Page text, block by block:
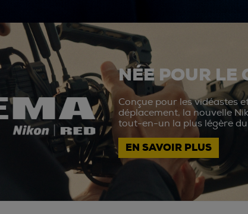
NÉE POUR LE
Conçue pour les vidéastes
déplacement, la nouvelle
tout-en-un la plus légère
EN SAVOIR PLUS